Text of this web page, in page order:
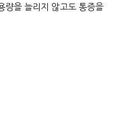
량을 늘리지 않고도 통증을